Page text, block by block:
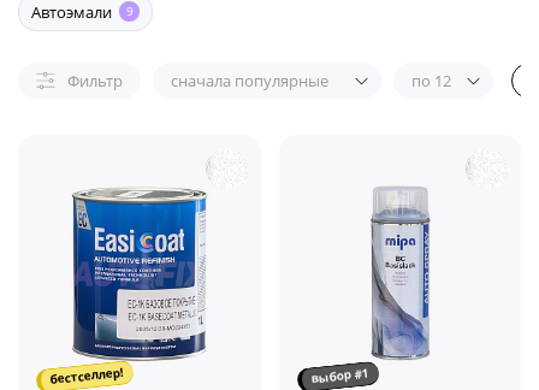
Автоэмали 9
Фильтр сначала популярные по 12
бестселлер! выбор #1